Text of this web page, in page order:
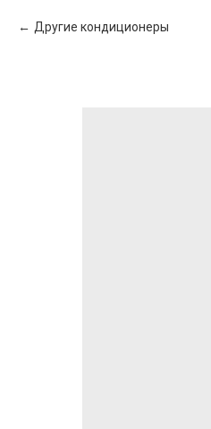
Другие кондиционеры